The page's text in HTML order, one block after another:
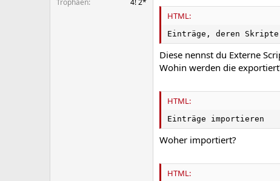
Trophäen
4! 2*
HTML:
Einträge, deren
Diese nennst du Externe
Wohin werden die
HTML:
Einträge importieren
Woher importiert?
HTML: